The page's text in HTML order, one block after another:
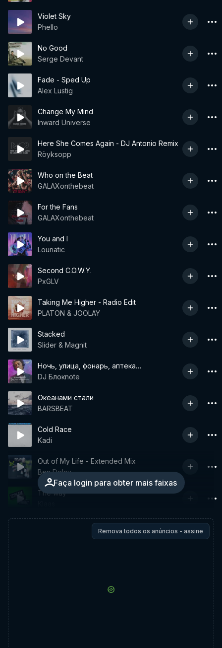
Violet Sky
Phello
No Good
Serge Devant
Fade - Sped Up
Alex Lustig
Change My Mind
Inward Universe
Here She Comes Again - DJ Antonio Remix
Röyksopp
Who on the Beat
GALAXonthebeat
For the Fans
GALAXonthebeat
You and I
Lounatic
Second C.O.W.Y.
PxGLV
Taking Me Higher - Radio Edit
PLATON & JOOLAY
Stacked
Slider & Magnit
Ночь, улица, фонарь, аптека…
DJ Блокnote
Океанами стали
BARSBEAT
Cold Race
Kadi
Faça login para obter mais faixas
Out of My Life - Extended Mix
Ben Delay
The way
Remova todos os anúncios - assine